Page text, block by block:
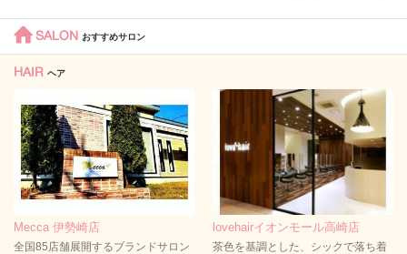
SALON おすすめサロン
HAIR ヘア
Mecca 伊勢崎店
全国85店舗展開するブランドサロン
lovehairイオンモール高崎店
茶色を基調とした、シックで落ち着